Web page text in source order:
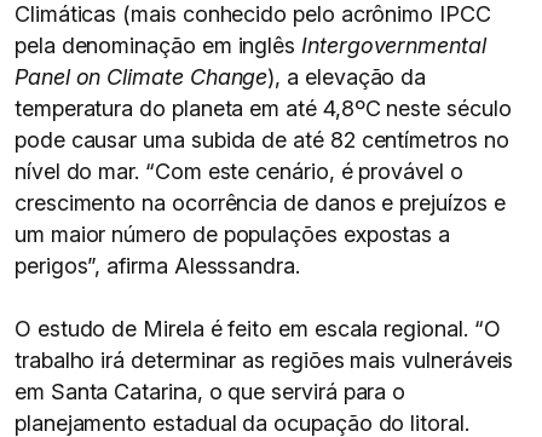
Climáticas (mais conhecido pelo acrônimo IPCC
pela denominação em inglês Intergovernmental
Panel on Climate Change), a elevação da
temperatura do planeta em até 4,8ºC neste século
pode causar uma subida de até 82 centímetros no
nível do mar. “Com este cenário, é provável o
crescimento na ocorrência de danos e prejuízos e
um maior número de populações expostas a
perigos”, afirma Alesssandra.
O estudo de Mirela é feito em escala regional. “O
trabalho irá determinar as regiões mais vulneráveis
em Santa Catarina, o que servirá para o
planejamento estadual da ocupação do litoral.